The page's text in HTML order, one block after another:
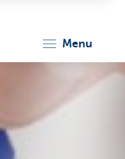
menu